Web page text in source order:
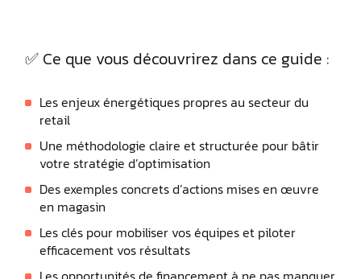
✅ Ce que vous découvrirez dans ce guide :
Les enjeux énergétiques propres au secteur du
retail
Une méthodologie claire et structurée pour bâtir
votre stratégie d’optimisation
Des exemples concrets d’actions mises en œuvre
en magasin
Les clés pour mobiliser vos équipes et piloter
efficacement vos résultats